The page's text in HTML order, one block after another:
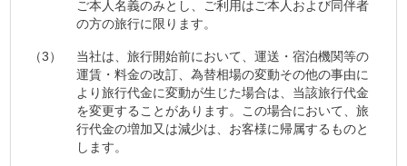
ご本人名義のみとし、ご利用はご本人および同伴者
の方の旅行に限ります。
（3）
当社は、旅行開始前において、運送・宿泊機関等の
運賃・料金の改訂、為替相場の変動その他の事由に
より旅行代金に変動が生じた場合は、当該旅行代金
を変更することがあります。この場合において、旅
行代金の増加又は減少は、お客様に帰属するものと
します。